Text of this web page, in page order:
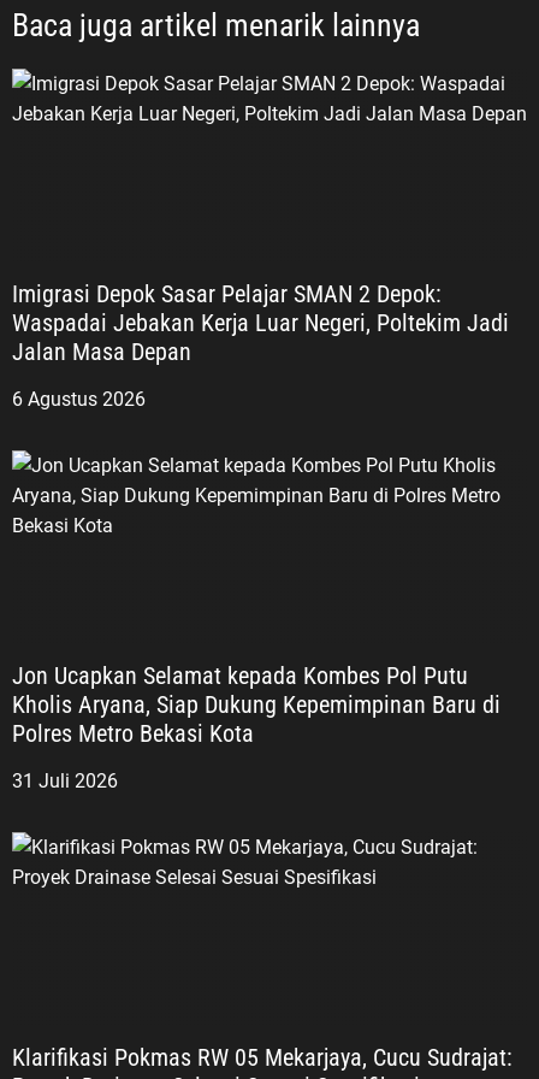
Baca juga artikel menarik lainnya
Imigrasi Depok Sasar Pelajar SMAN 2 Depok:
Waspadai Jebakan Kerja Luar Negeri, Poltekim Jadi
6 Agustus 2026
Jon Ucapkan Selamat kepada Kombes Pol Putu
Kholis Aryana, Siap Dukung Kepemimpinan Baru di
Polres Metro Bekasi Kota
31 Juli 2026
Klarifikasi Pokmas RW 05 Mekarjaya, Cucu Sudrajat: